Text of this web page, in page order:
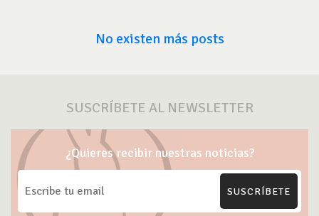
No existen más posts
SUSCRÍBETE AL NEWSLETTER
¿Quieres recibir nuestras noticias?
SUSCRÍBETE